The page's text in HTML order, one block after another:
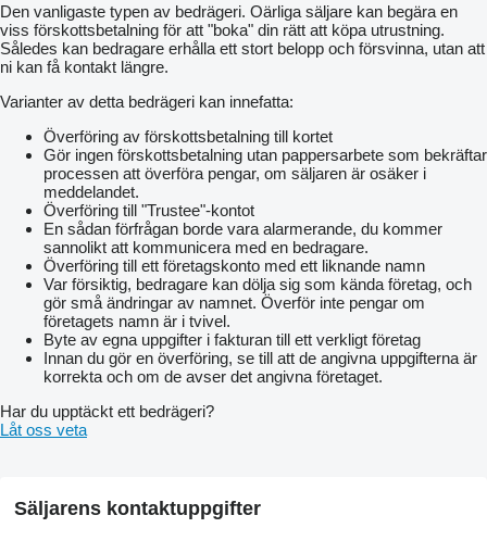
Den vanligaste typen av bedrägeri. Oärliga säljare kan begära en
viss förskottsbetalning för att "boka" din rätt att köpa utrustning.
Således kan bedragare erhålla ett stort belopp och försvinna, utan att
ni kan få kontakt längre.
Varianter av detta bedrägeri kan innefatta:
Överföring av förskottsbetalning till kortet
Gör ingen förskottsbetalning utan pappersarbete som bekräftar
processen att överföra pengar, om säljaren är osäker i
meddelandet.
Överföring till "Trustee"-kontot
En sådan förfrågan borde vara alarmerande, du kommer
sannolikt att kommunicera med en bedragare.
Överföring till ett företagskonto med ett liknande namn
Var försiktig, bedragare kan dölja sig som kända företag, och
gör små ändringar av namnet. Överför inte pengar om
företagets namn är i tvivel.
Byte av egna uppgifter i fakturan till ett verkligt företag
Innan du gör en överföring, se till att de angivna uppgifterna är
korrekta och om de avser det angivna företaget.
Har du upptäckt ett bedrägeri?
Låt oss veta
Säljarens kontaktuppgifter